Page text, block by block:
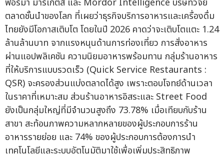
ตลาดชั้นนำของโลก ที่เผยว่าธุรกิจบริการอาหารและเครื่องดื่ม
ไทยยังมีโอกาสเติบโต โดยในปี 2026 คาดว่าจะเติบโตแตะ 1.24
ล้านล้านบาท จากแรงหนุนด้านการท่องเที่ยว การสั่งอาหาร
ผ่านแอปพลิเคชัน ความนิยมอาหารพร้อมทาน กลุ่มร้านอาหาร
ที่ให้บริการแบบรวดเร็ว (Quick Service Restaurants :
QSR) จะครองส่วนแบ่งตลาดได้สูง เพราะตอบโจทย์ด้านเวลา
ในราคาที่เหมาะสม ส่วนร้านอาหารอิสระและ Street Food
ยังเป็นกลุ่มใหญ่ที่มีจำนวนสูงถึง 73.78% เมื่อเทียบกับร้าน
สาขา สะท้อนภาพความหลากหลายของผู้ประกอบการร้าน
อาหารรายย่อย และ 74% ของผู้ประกอบการต้องการนำ
เทคโนโลยีและระบบอัตโนมัติมาใช้เพื่อเพิ่มประสิทธิภาพ